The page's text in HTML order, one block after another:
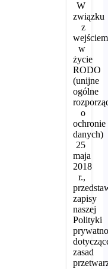
W
związku
z
wejściem
w
życie
RODO
(unijne
ogólne
o
ochronie
danych)
25
maja
2018
r.,
zapisy
naszej
Polityki
zasad